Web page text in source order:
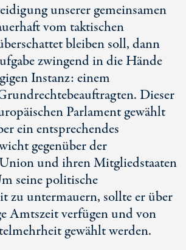
unserer gemeinsamen
vom taktischen
bleiben soll, dann
zwingend in die Hände
Instanz: einem
Dieser
Parlament gewählt
ein entsprechendes
gegenüber der
und ihren Mitgliedstaaten
seine politische
zu untermauern, sollte er über
Amtszeit verfügen und von
gewählt werden.